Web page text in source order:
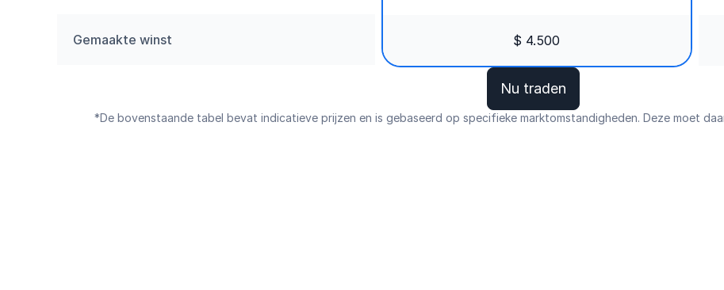
$ 4.500
Gemaakte winst
Nu traden
*De bovenstaande tabel bevat indicatieve prijzen en is gebaseerd op specifieke marktomstandigheden. Deze moet